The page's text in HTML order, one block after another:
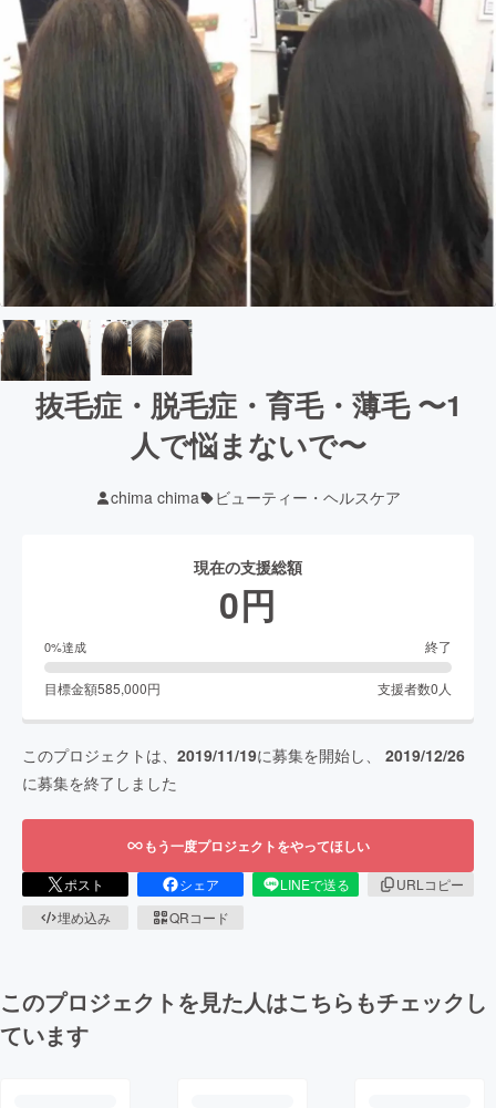
抜毛症・脱毛症・育毛・薄毛 〜1
人で悩まないで〜
chima chima ビューティー・ヘルスケア
現在の支援総額
0円
0%達成 終了
目標金額585,000円 支援者数0 人
このプロジェクトは、 2019/11/19に募集を開始し、 2019/12/26
に募集を終了しました
もう一度プロジェクトをやってほしい
ポスト シェア LINEで送る
URLコピー
埋め込み
QRコード
このプロジェクトを見た人はこちらもチェックし
ています